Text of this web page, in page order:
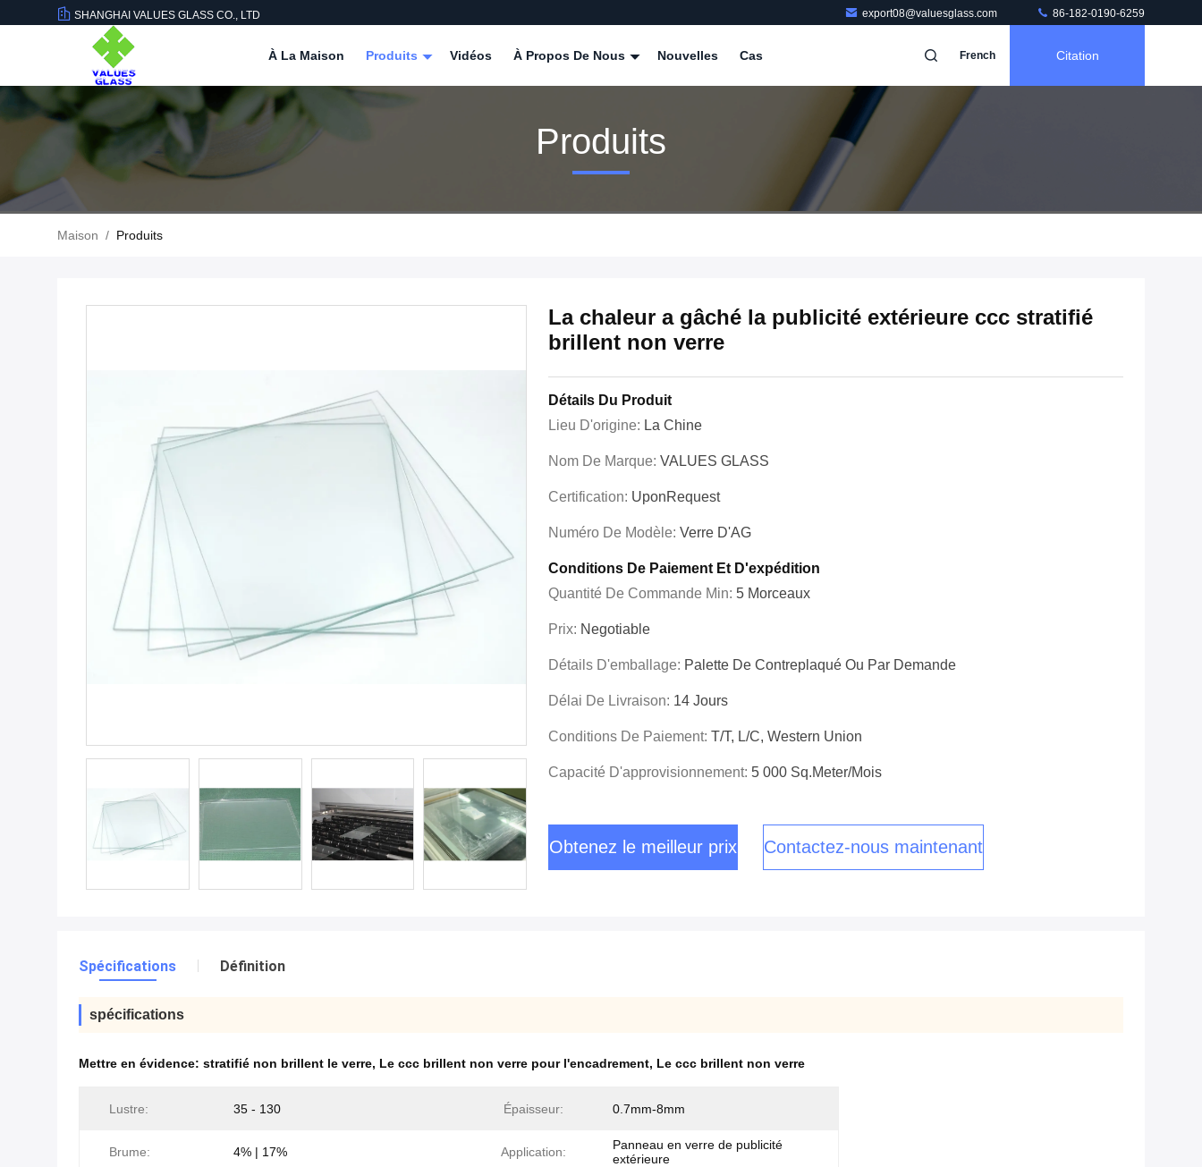
SHANGHAI VALUES GLASS CO., LTD export08@valuesglass.com 86-182-0190-6259
À La Maison Produits Vidéos À Propos De Nous Nouvelles Cas French Citation
Produits
Maison / Produits
La chaleur a gâché la publicité extérieure ccc stratifié
brillent non verre
Détails Du Produit
Lieu D'origine: La Chine
Nom De Marque: VALUES GLASS
Certification: UponRequest
Numéro De Modèle: Verre D'AG
Conditions De Paiement Et D'expédition
Quantité De Commande Min: 5 Morceaux
Prix: Negotiable
Détails D'emballage: Palette De Contreplaqué Ou Par Demande
Délai De Livraison: 14 Jours
Conditions De Paiement: T/T, L/C, Western Union
Capacité D'approvisionnement: 5 000 Sq.meter/mois
Obtenez le meilleur prix Contactez-nous maintenant
Spécifications Définition
spécifications
Mettre en évidence: stratifié non brillent le verre, Le ccc brillent non verre pour l'encadrement, Le ccc brillent non verre
Lustre: 35 - 130 Épaisseur: 0.7mm-8mm
Brume: 4% | 17% Application:
Panneau en verre de publicité
extérieure